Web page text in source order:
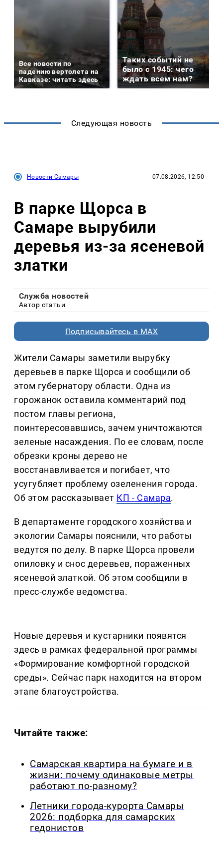
Все новости по
падению вертолета на
Кавказе: читать здесь
Таких событий не
было с 1945: чего
ждать всем нам?
Следующая новость
Новости Самары 07.08.2026, 12:50
В парке Щорса в
Самаре вырубили
деревья из-за ясеневой
златки
Служба новостей
Автор статьи
Подписывайтесь в MAX
Жители Самары заметили вырубку
деревьев в парке Щорса и сообщили об
этом губернатору области. Одна из
горожанок оставила комментарий под
постом главы региона,
поинтересовавшись, зачем уничтожаются
зеленые насаждения. По ее словам, после
обрезки кроны дерево не
восстанавливается и погибает, что
усугубляет проблему озеленения города.
Об этом рассказывает КП - Самара.
В департаменте городского хозяйства и
экологии Самары пояснили, что работы
ведутся по делу. В парке Щорса провели
опиловку и снос деревьев, пораженных
ясеневой златкой. Об этом сообщили в
пресс-службе ведомства.
Новые деревья и кустарники появятся
здесь в рамках федеральной программы
«Формирование комфортной городской
среды». Сейчас парк находится на втором
этапе благоустройства.
Читайте также:
Самарская квартира на бумаге и в
жизни: почему одинаковые метры
работают по-разному?
Летники города-курорта Самары
2026: подборка для самарских
гедонистов